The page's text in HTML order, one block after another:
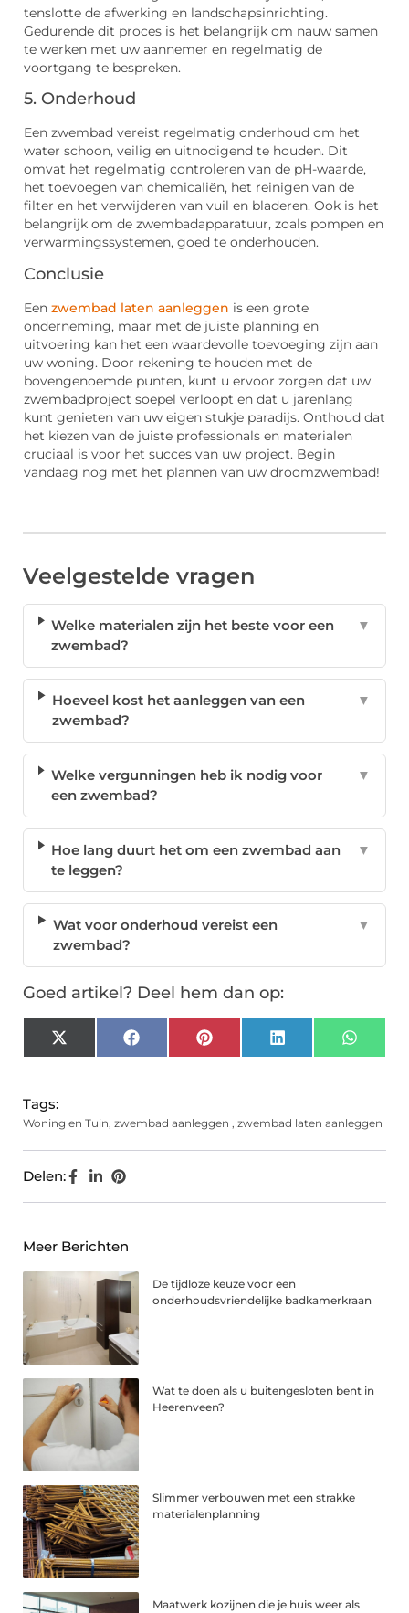
tenslotte de afwerking en landschapsinrichting.
Gedurende dit proces is het belangrijk om nauw samen
te werken met uw aannemer en regelmatig de
voortgang te bespreken.
5. Onderhoud
Een zwembad vereist regelmatig onderhoud om het
water schoon, veilig en uitnodigend te houden. Dit
omvat het regelmatig controleren van de pH-waarde,
het toevoegen van chemicaliën, het reinigen van de
filter en het verwijderen van vuil en bladeren. Ook is het
belangrijk om de zwembadapparatuur, zoals pompen en
verwarmingssystemen, goed te onderhouden.
Conclusie
Een zwembad laten aanleggen is een grote
onderneming, maar met de juiste planning en
uitvoering kan het een waardevolle toevoeging zijn aan
uw woning. Door rekening te houden met de
bovengenoemde punten, kunt u ervoor zorgen dat uw
zwembadproject soepel verloopt en dat u jarenlang
kunt genieten van uw eigen stukje paradijs. Onthoud dat
het kiezen van de juiste professionals en materialen
cruciaal is voor het succes van uw project. Begin
vandaag nog met het plannen van uw droomzwembad!
Veelgestelde vragen
Welke materialen zijn het beste voor een
zwembad?
▼
Hoeveel kost het aanleggen van een
zwembad?
▼
Welke vergunningen heb ik nodig voor
een zwembad?
▼
Hoe lang duurt het om een zwembad aan
te leggen?
▼
Wat voor onderhoud vereist een
zwembad?
▼
Goed artikel? Deel hem dan op:
X
(Twitter)
FacebookPinterest LinkedIn
Tags:
Woning en Tuin, zwembad aanleggen , zwembad laten aanleggen
Delen:
Meer Berichten
De tijdloze keuze voor een
onderhoudsvriendelijke badkamerkraan
Wat te doen als u buitengesloten bent in
Heerenveen?
Slimmer verbouwen met een strakke
materialenplanning
Maatwerk kozijnen die je huis weer als